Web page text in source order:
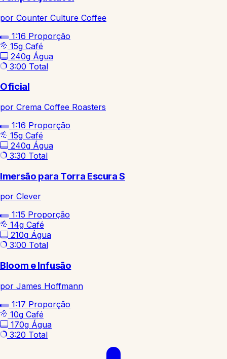
por Counter Culture Coffee
1:16 Proporção
15g Café
240g Água
3:00 Total
Oficial
por Crema Coffee Roasters
1:16 Proporção
15g Café
240g Água
3:30 Total
Imersão para Torra Escura S
por Clever
1:15 Proporção
14g Café
210g Água
3:00 Total
Bloom e Infusão
por James Hoffmann
1:17 Proporção
10g Café
170g Água
3:20 Total